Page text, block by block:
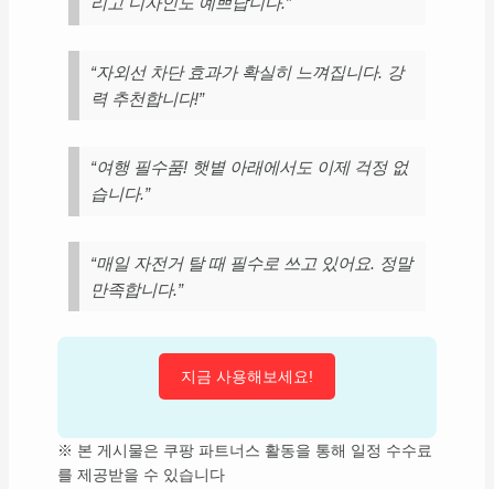
“자외선 차단 효과가 확실히 느껴집니다. 강
력 추천합니다!”
“여행 필수품! 햇볕 아래에서도 이제 걱정 없
습니다.”
“매일 자전거 탈 때 필수로 쓰고 있어요. 정말
만족합니다.”
지금 사용해보세요!
※ 본 게시물은 쿠팡 파트너스 활동을 통해 일정 수수료
를 제공받을 수 있습니다